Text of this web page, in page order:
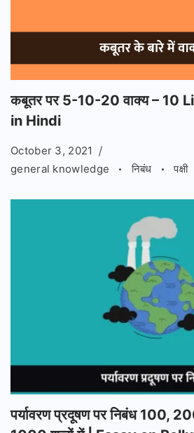
कबूतर पर 5-10-20 वाक्य – 10
in Hindi
October 3, 2021
general knowledge
निबंध पक्षी
पर्यावरण प्रदूषण पर निबंध 100,